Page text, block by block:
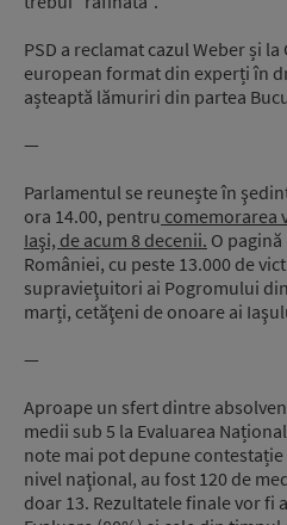
PSD a reclamat cazul Weber și
european format din experți în
așteaptă lămuriri din partea
—
Parlamentul se reunește în
ora 14.00, pentru comemorarea
Iaşi, de acum 8 decenii. O
României, cu peste 13.000 de
supravieţuitori ai Pogromului
marți, cetăţeni de onoare ai
—
Aproape un sfert dintre
medii sub 5 la Evaluarea
note mai pot depune
nivel naţional, au fost 120 de
doar 13. Rezultatele finale vor fi